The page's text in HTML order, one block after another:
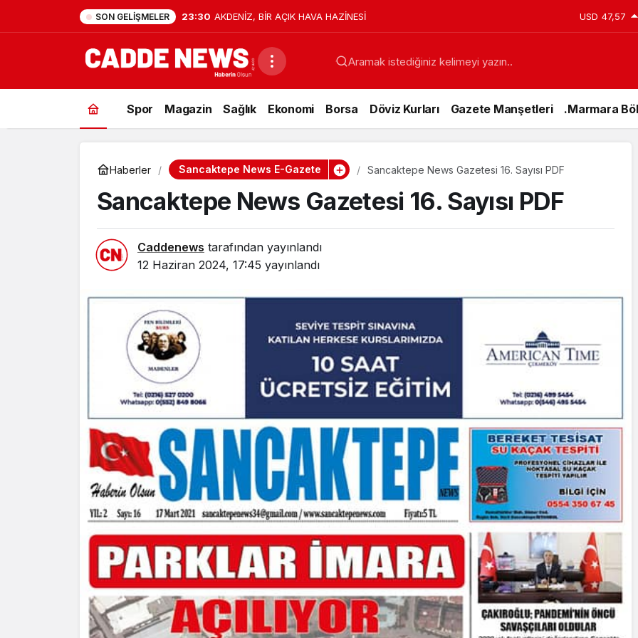
SON GELIŞMELER 23:30 AKDENİZ, BİR AÇIK HAVA HAZİNESİ USD 47,57
Aramak istediğiniz kelimeyi yazın..
Spor Magazin Sağlık Ekonomi Borsa Döviz Kurları Gazete Manşetleri .Marmara
Haberler Sancaktepe News E-Gazete Sancaktepe News Gazetesi 16. Sayısı PDF
Sancaktepe News Gazetesi 16. Sayısı PDF
Caddenews tarafından yayınlandı
12 Haziran 2024, 17:45 yayınlandı
Yazarlar
HAVA HAZİNESİ
Cumhurbaşkanı
Erdoğan’a Suikast
Girişiminde Bulunan
FETÖ Firarisi B.K.
Afyonkarahisar’da
Yakalandı